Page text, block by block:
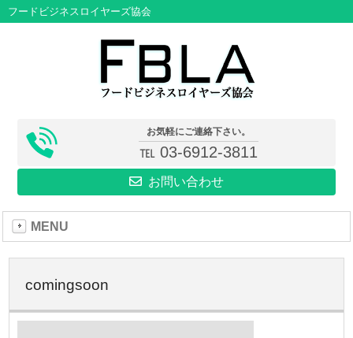
フードビジネスロイヤーズ協会
お気軽にご連絡下さい。
℡ 03-6912-3811
お問い合わせ
MENU
comingsoon